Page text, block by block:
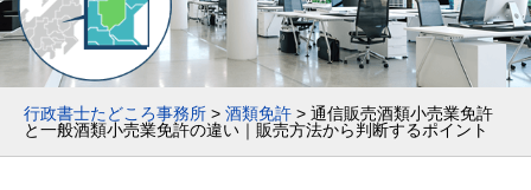
行政書士たどころ事務所 > 酒類免許 > 通信販売酒類小売業免許
と一般酒類小売業免許の違い｜販売方法から判断するポイント